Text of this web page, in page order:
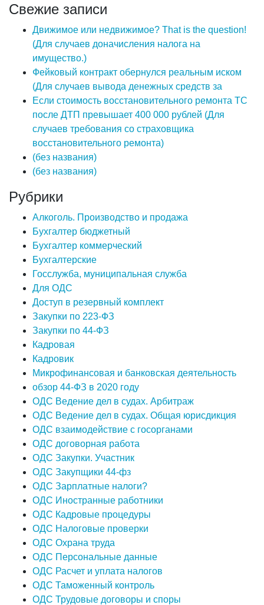
Свежие записи
Движимое или недвижимое? That is the question!
(Для случаев доначисления налога на
имущество.)
Фейковый контракт обернулся реальным иском
(Для случаев вывода денежных средств за
Если стоимость восстановительного ремонта ТС
после ДТП превышает 400 000 рублей (Для
случаев требования со страховщика
восстановительного ремонта)
(без названия)
(без названия)
Рубрики
Алкоголь. Производство и продажа
Бухгалтер бюджетный
Бухгалтер коммерческий
Бухгалтерские
Госслужба, муниципальная служба
Для ОДС
Доступ в резервный комплект
Закупки по 223-ФЗ
Закупки по 44-ФЗ
Кадровая
Кадровик
Микрофинансовая и банковская деятельность
обзор 44-ФЗ в 2020 году
ОДС Ведение дел в судах. Арбитраж
ОДС Ведение дел в судах. Общая юрисдикция
ОДС взаимодействие с госорганами
ОДС договорная работа
ОДС Закупки. Участник
ОДС Закупщики 44-фз
ОДС Зарплатные налоги?
ОДС Иностранные работники
ОДС Кадровые процедуры
ОДС Налоговые проверки
ОДС Охрана труда
ОДС Персональные данные
ОДС Расчет и уплата налогов
ОДС Таможенный контроль
ОДС Трудовые договоры и споры